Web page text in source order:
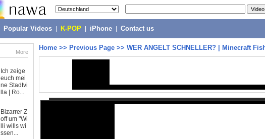
Popular Videos K-POP iPhone Contact us
More
Ich zeige
euch mei
ne Stadtvi
lla | Ro...
Bizarrer Z
off um "Wi
lli wills wi
ssen...
Home >> Previous Page >> WER ANGELT SCHNELLER? | Minecraft